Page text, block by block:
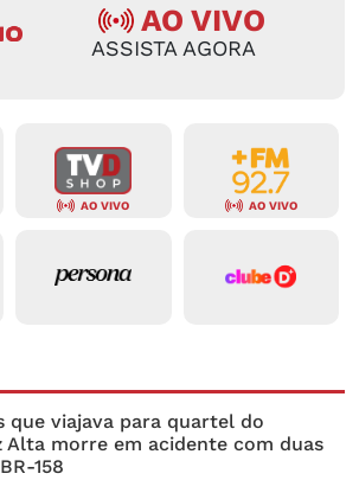
AO VIVO
ASSISTA AGORA
AO VIVO AO VIVO
que viajava para quartel do
Alta morre em acidente com duas
158